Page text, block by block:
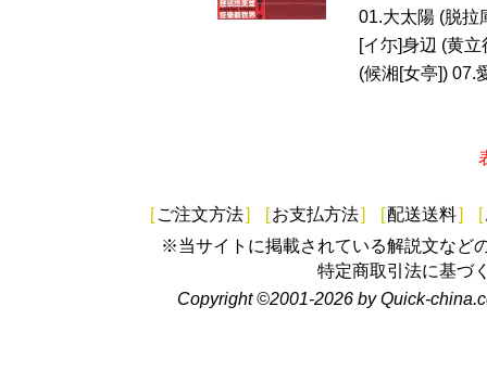
01.大太陽 (脱拉
[イ尓]身辺 (黄
(候湘[女亭]) 07.
[ ご注文方法] [お支払方法] [配送送料] [
※当サイトに掲載されている解説文など
特定商取引法に基づ
Copyright ©2001-2026 by Quick-